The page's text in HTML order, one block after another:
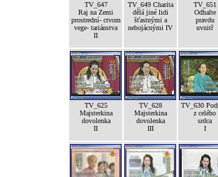
TV_647
Raj na Zemi
prostrední- ctvom
vege- tariánstva
II
TV_649 Charita
dělá jiné lidi
šťastnými a
nebojácnými IV
TV_651
Odhalte
pravdu
uvnitř
TV_625
Majsterkina
dovolenka
II
TV_628
Majsterkina
dovolenka
III
TV_630
z celého
srdca
I